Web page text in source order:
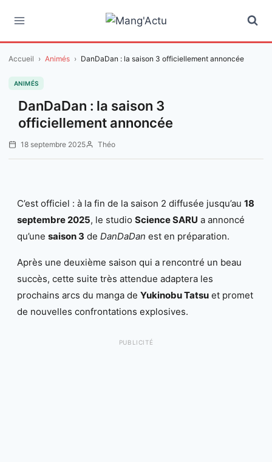
contenu
Accueil › Animés › DanDaDan : la saison 3 officiellement annoncée
ANIMÉS
DanDaDan : la saison 3
officiellement annoncée
18 septembre 2025 Théo
C’est officiel : à la fin de la saison 2 diffusée jusqu’au 18
septembre 2025, le studio Science SARU a annoncé
qu’une saison 3 de DanDaDan est en préparation.
Après une deuxième saison qui a rencontré un beau
succès, cette suite très attendue adaptera les
prochains arcs du manga de Yukinobu Tatsu et promet
de nouvelles confrontations explosives.
PUBLICITÉ